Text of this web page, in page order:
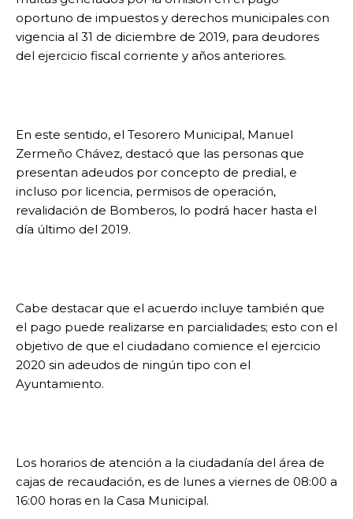
oportuno de impuestos y derechos municipales con
vigencia al 31 de diciembre de 2019, para deudores
del ejercicio fiscal corriente y años anteriores.
En este sentido, el Tesorero Municipal, Manuel
Zermeño Chávez, destacó que las personas que
presentan adeudos por concepto de predial, e
incluso por licencia, permisos de operación,
revalidación de Bomberos, lo podrá hacer hasta el
día último del 2019.
Cabe destacar que el acuerdo incluye también que
el pago puede realizarse en parcialidades; esto con el
objetivo de que el ciudadano comience el ejercicio
2020 sin adeudos de ningún tipo con el
Ayuntamiento.
Los horarios de atención a la ciudadanía del área de
cajas de recaudación, es de lunes a viernes de 08:00 a
16:00 horas en la Casa Municipal.